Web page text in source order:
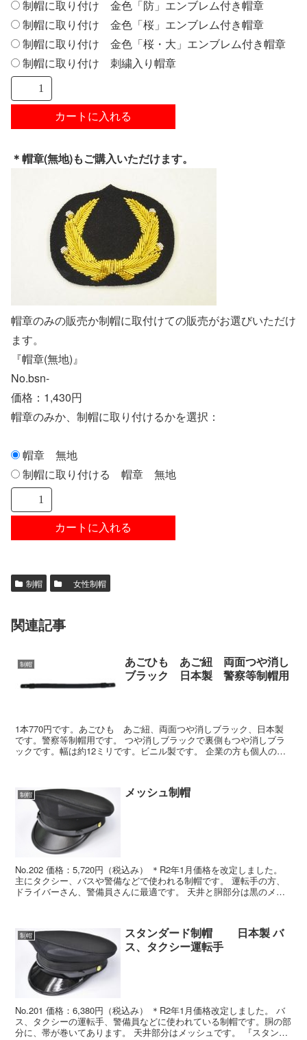
制帽に取り付け 金色「防」エンブレム付き帽章
制帽に取り付け 金色「桜」エンブレム付き帽章
制帽に取り付け 金色「桜・大」エンブレム付き帽章
制帽に取り付け 刺繍入り帽章
＊帽章(無地)もご購入いただけます。
帽章のみの販売か制帽に取付けての販売がお選びいただけ
ます。
『帽章(無地)』
No.bsn-
価格：1,430円
帽章のみか、制帽に取り付けるかを選択：
帽章 無地
制帽に取り付ける 帽章 無地
制帽 女性制帽
関連記事
制帽
あごひも あご紐 両面つや消し
ブラック 日本製 警察等制帽用
1本770円です。あごひも あご紐、両面つや消しブラック、日本製
です。警察等制帽用です。 つや消しブラックで裏側もつや消しブラ
ックです。幅は約12ミリです。ビニル製です。 企業の方も個人の方
制帽 メッシュ制帽
No.202 価格：5,720円（税込み） ＊R2年1月価格を改定しました。
主にタクシー、バスや警備などで使われる制帽です。 運転手の方、
ドライバーさん、警備員さんに最適です。 天井と胴部分は黒のメッ
制帽
スタンダード制帽 日本製 バ
ス、タクシー運転手
No.201 価格：6,380円（税込み） ＊R2年1月価格改定しました。 バ
ス、タクシーの運転手、警備員などに使われている制帽です。胴の部
分に、帯が巻いてあります。 天井部分はメッシュです。 『スタンダ